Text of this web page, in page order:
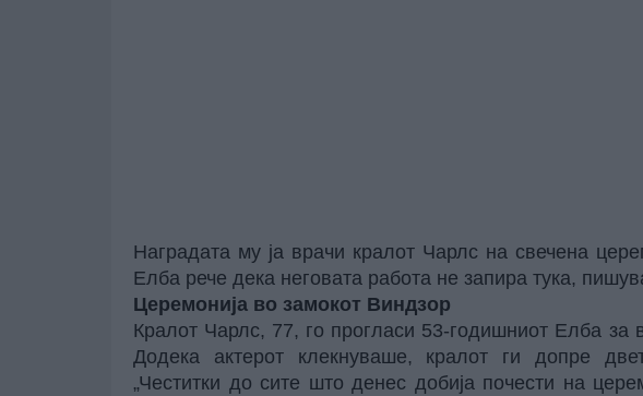
Наградата му ја врачи кралот Чарлс на свечена
Елба рече дека неговата работа не запира тука,
Церемонија во замокот Виндзор
Кралот Чарлс, 77, го прогласи 53-годишниот Елба за
Додека актерот клекнуваше, кралот ги допре
„Честитки до сите што денес добија почести на